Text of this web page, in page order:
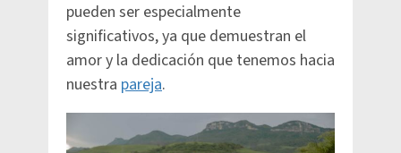
pueden ser especialmente
significativos, ya que demuestran el
amor y la dedicación que tenemos hacia
nuestra pareja.